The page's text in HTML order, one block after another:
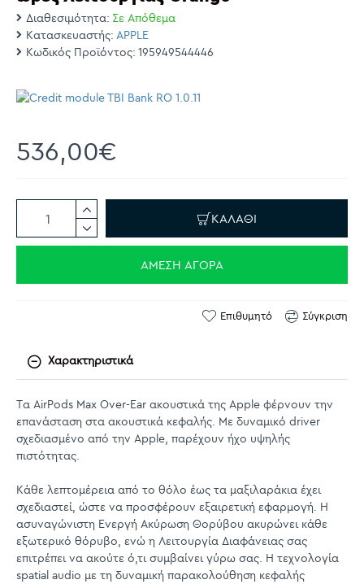
Διαθεσιμότητα: Σε Απόθεμα
Κατασκευαστής: APPLE
Κωδικός Προϊόντος: 195949544446
536,00€
ΚΑΛΆΘΙ
ΆΜΕΣΗ ΑΓΟΡΆ
Επιθυμητό Σύγκριση
Χαρακτηριστικά
Tα AirPods Max Over-Ear ακουστικά της Apple φέρνουν την
επανάσταση στα ακουστικά κεφαλής. Με δυναμικό driver
σχεδιασμένο από την Apple, παρέχουν ήχο υψηλής
πιστότητας.
Κάθε λεπτομέρεια από το θόλο έως τα μαξιλαράκια έχει
σχεδιαστεί, ώστε να προσφέρουν εξαιρετική εφαρμογή. Η
ασυναγώνιστη Ενεργή Ακύρωση Θορύβου ακυρώνει κάθε
εξωτερικό θόρυβο, ενώ η Λειτουργία Διαφάνειας σας
επιτρέπει να ακούτε ό,τι συμβαίνει γύρω σας. Η τεχνολογία
spatial audio με τη δυναμική παρακολούθηση κεφαλής